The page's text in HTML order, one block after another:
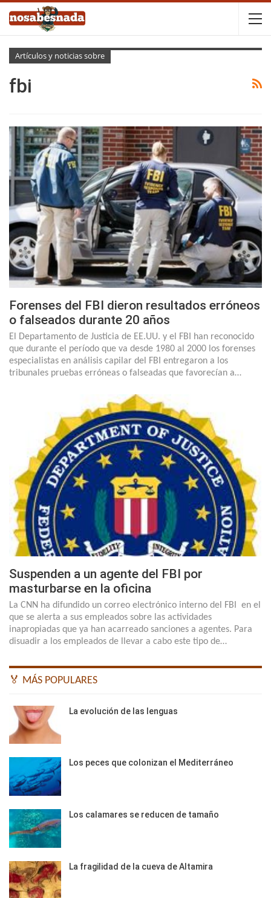
Artículos y noticias sobre
fbi
Forenses del FBI dieron resultados erróneos
o falseados durante 20 años
El Departamento de Justicia de EE.UU. y el FBI han reconocido
que durante el período que va desde 1980 al 2000 los forenses
especialistas en análisis capilar del FBI entregaron a los
tribunales pruebas erróneas o falseadas que favorecían a…
Suspenden a un agente del FBI por
masturbarse en la oficina
La CNN ha difundido un correo electrónico interno del FBI en el
que se alerta a sus empleados sobre las actividades
inapropiadas que ya han acarreado sanciones a agentes. Para
disuadir a los empleados de llevar a cabo este tipo de…
🏅 MÁS POPULARES
La evolución de las lenguas
Los peces que colonizan el Mediterráneo
Los calamares se reducen de tamaño
La fragilidad de la cueva de Altamira